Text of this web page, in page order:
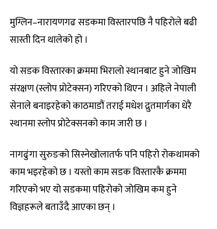
मुग्लिन–नारायणगढ सडकमा विस्तारपछि नै पहिरोले बढी
सास्ती दिन थालेको हो ।
यो सडक विस्तारका क्रममा भिरालो स्थानबाट हुने जोखिम
संरक्षण (स्लोप प्रोटेक्सन) गरिएको थिएन । अहिले नेपाली
सेनाले बनाइरहेको काठमाडौं तराई मधेश द्रुतमार्गका धेरै
स्थानमा स्लोप प्रोटेक्सनको काम जारी छ ।
नागढुंगा सुरुङको सिस्नेखोलातर्फ पनि पहिरो रोकथामको
काम भइरहेको छ । यस्तो काम सडक विस्तारकै क्रममा
गरिएको भए यो सडकमा पहिरोको जोखिम कम हुने
विज्ञहरूले बताउँदै आएका छन् ।